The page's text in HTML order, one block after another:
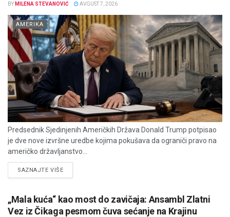
BY MILENA STEVANOVIĆ AVGUST 7, 2026
AMERIKA
Predsednik Sjedinjenih Američkih Država Donald Trump potpisao
je dve nove izvršne uredbe kojima pokušava da ograniči pravo na
američko državljanstvo...
SAZNAJTE VIŠEDETAILS
„Mala kuća“ kao most do zavičaja: Ansambl Zlatni
Vez iz Čikaga pesmom čuva sećanje na Krajinu